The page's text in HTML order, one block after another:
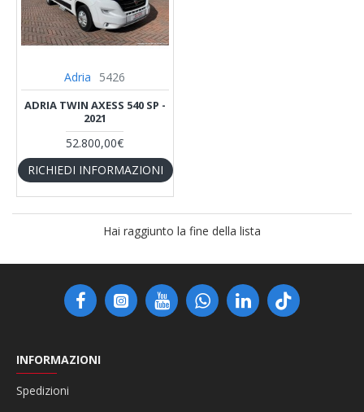
Adria 5426
ADRIA TWIN AXESS 540 SP -
2021
52.800,00€
RICHIEDI INFORMAZIONI
Hai raggiunto la fine della lista
INFORMAZIONI
Spedizioni